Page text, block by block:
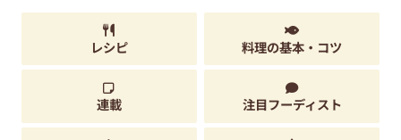
レシピ 料理の基本・コツ
連載 注目フーディスト